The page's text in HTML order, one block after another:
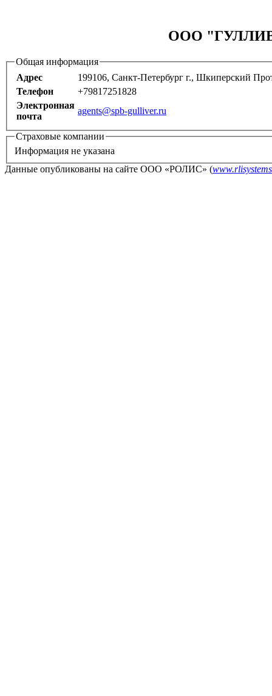
ООО
Общая информация
Адрес
199106, Санкт-Петербург г., Шкиперский
Телефон
+79817251828
Электронная
почта
agents@spb-gulliver.ru
Страховые компании
Информация не указана
Данные опубликованы на сайте ООО «РОЛИС» (